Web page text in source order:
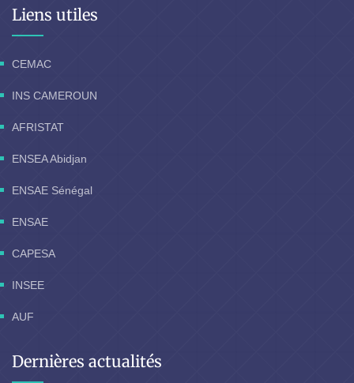
Liens utiles
CEMAC
INS CAMEROUN
AFRISTAT
ENSEA Abidjan
ENSAE Sénégal
ENSAE
CAPESA
INSEE
AUF
Dernières actualités